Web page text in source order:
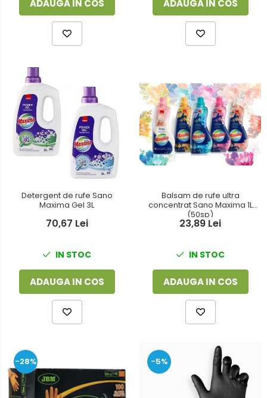
ADAUGA IN COS ADAUGA IN COS
Detergent de rufe Sano
Maxima Gel 3L
70,67 Lei
IN STOC
ADAUGA IN COS
Balsam de rufe ultra
concentrat Sano Maxima 1L
(50sp)
23,89 Lei
IN STOC
ADAUGA IN COS
-28% -5%